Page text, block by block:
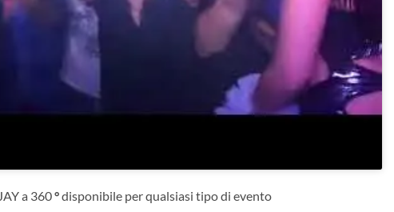
a 360°disponibile per qualsiasi tipo di evento